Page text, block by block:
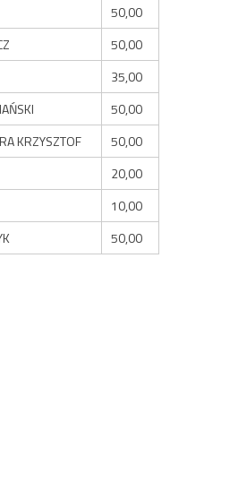
50,00
50,00
35,00
50,00
KRZYSZTOF
50,00
20,00
10,00
50,00